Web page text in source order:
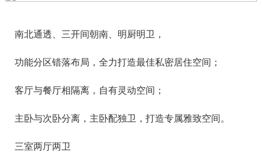
南北通透、三开间朝南、明厨明卫，
功能分区错落布局，全力打造最佳私密居住空间；
客厅与餐厅相隔离，自有灵动空间；
主卧与次卧分离，主卧配独卫，打造专属雅致空间。
三室两厅两卫